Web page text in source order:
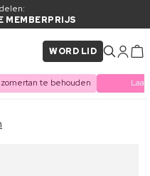
MEMBERPRIJS
WORD LID
te behouden
AAN
met